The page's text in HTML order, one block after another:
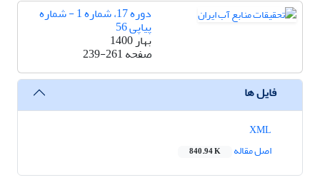
دوره 17، شماره 1 - شماره
پیاپی 56
بهار 1400
صفحه239-261
فایل ها
اصل مقاله
840.94 K